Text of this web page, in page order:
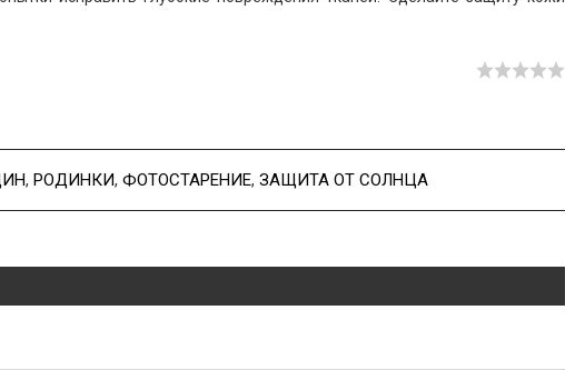
, РОДИНКИ, ФОТОСТАРЕНИЕ, ЗАЩИТА ОТ СОЛНЦА